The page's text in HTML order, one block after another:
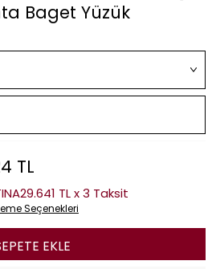
Baget Yüzük
TL
29.641 TL x 3 Taksit
Seçenekleri
EKLE